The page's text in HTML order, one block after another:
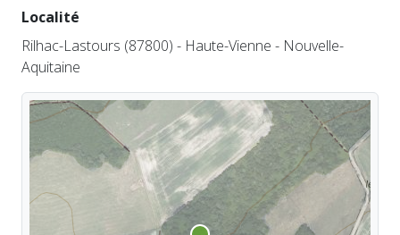
Localité
Rilhac-Lastours (87800) - Haute-Vienne - Nouvelle-
Aquitaine